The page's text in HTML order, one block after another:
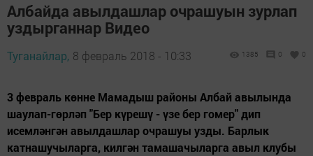
Албайда авылдашлар очрашуын зурлап
уздырганнар Видео
Туганайлар, 8 февраль 2018 - 10:33 1385 0 0
3 февраль көнне Мамадыш районы Албай авылында
шаулап-гөрләп "Бер күрешү - үзе бер гомер" дип
исемләнгән авылдашлар очрашуы узды. Барлык
катнашучыларга, килгән тамашачыларга авыл клубы